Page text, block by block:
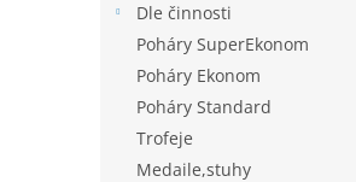
Dle činnosti
Poháry SuperEkonom
Poháry Ekonom
Poháry Standard
Trofeje
Medaile,stuhy